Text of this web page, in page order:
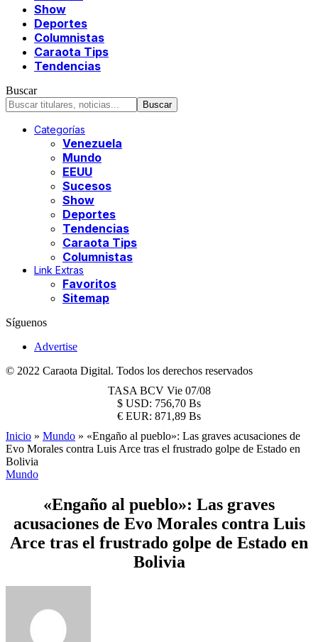
Show
Deportes
Columnistas
Caraota Tips
Tendencias
Buscar
Categorías
Venezuela
Mundo
EEUU
Sucesos
Show
Deportes
Tendencias
Caraota Tips
Columnistas
Link Extras
Favoritos
Sitemap
Síguenos
Advertise
© 2022 Caraota Digital. Todos los derechos reservados
TASA BCV Vie 07/08
$ USD: 756,70 Bs
€ EUR: 871,89 Bs
Inicio » Mundo » «Engaño al pueblo»: Las graves acusaciones de
Evo Morales contra Luis Arce tras el frustrado golpe de Estado en
Bolivia
Mundo
«Engaño al pueblo»: Las graves
acusaciones de Evo Morales contra Luis
Arce tras el frustrado golpe de Estado en
Bolivia